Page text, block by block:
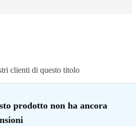
clienti di questo titolo
prodotto non ha ancora